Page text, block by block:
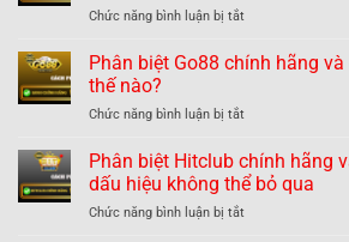
Chức năng bình luận bị tắt
biệt
hãng
giả
mạo
dạng
Phân biệt Go88 chính hãng
thế nào?
Chức năng bình luận bị tắt
biệt
Go88
chính
hãng
Phân biệt Hitclub chính hãng
dấu hiệu không thể bỏ qua
Chức năng bình luận bị tắt